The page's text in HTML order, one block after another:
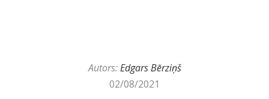
Autors:Edgars Bērziņš
02/08/2021